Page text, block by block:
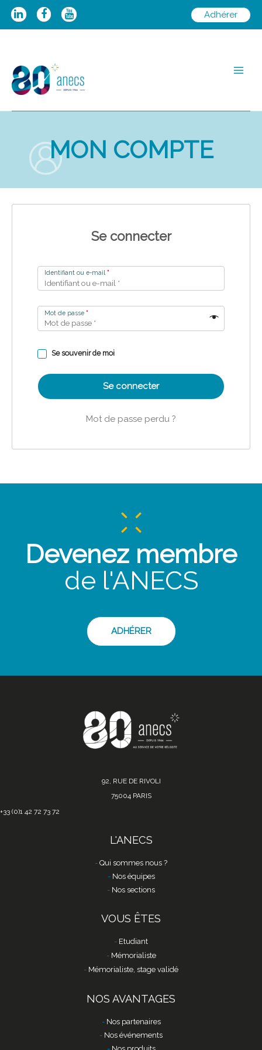
Aller
Adhérer
MON COMPTE
Se connecter
Identifiant ou e-mail *
Mot de passe *
Se souvenir de moi
Se connecter
Mot de passe perdu ?
Devenez membre
de l'ANECS
ADHÉRER
92, RUE DE RIVOLI
75004 PARIS
+33 (0)1 42 72 73 72
L'ANECS
Qui sommes nous ?
Nos équipes
Nos sections
VOUS ÊTES
Etudiant
Mémorialiste
Mémorialiste, stage validé
NOS AVANTAGES
Nos partenaires
Nos événements